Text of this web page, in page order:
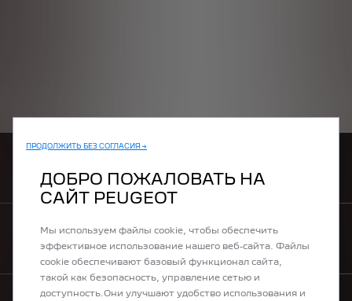
ПРОДОЛЖИТЬ БЕЗ СОГЛАСИЯ →
ДОБРО ПОЖАЛОВАТЬ НА
САЙТ PEUGEOT
Мы используем файлы cookie, чтобы обеспечить
эффективное использование нашего веб-сайта. Файлы
cookie обеспечивают базовый функционал сайта,
такой как безопасность, управление сетью и
доступность.Они улучшают удобство использования и